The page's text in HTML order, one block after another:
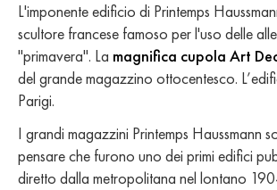
L'imponente edificio di Printemps
scultore francese famoso per l'uso delle
"primavera". La magnifica cupola Art
del grande magazzino ottocentesco.
Parigi.
I grandi magazzini Printemps Haussmann
pensare che furono uno dei primi edifici
diretto dalla metropolitana nel lontano